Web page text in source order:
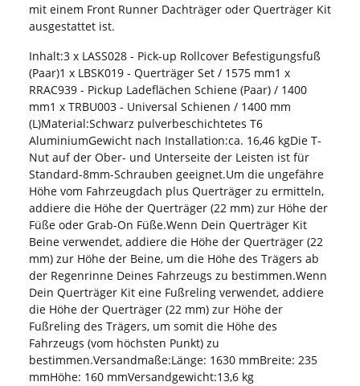
mit einem Front Runner Dachträger oder Querträger Kit
ausgestattet ist.
Inhalt:3 x LASS028 - Pick-up Rollcover Befestigungsfuß
(Paar)1 x LBSK019 - Querträger Set / 1575 mm1 x
RRAC939 - Pickup Ladeflächen Schiene (Paar) / 1400
mm1 x TRBU003 - Universal Schienen / 1400 mm
(L)Material:Schwarz pulverbeschichtetes T6
AluminiumGewicht nach Installation:ca. 16,46 kgDie T-
Nut auf der Ober- und Unterseite der Leisten ist für
Standard-8mm-Schrauben geeignet.Um die ungefähre
Höhe vom Fahrzeugdach plus Querträger zu ermitteln,
addiere die Höhe der Querträger (22 mm) zur Höhe der
Füße oder Grab-On Füße.Wenn Dein Querträger Kit
Beine verwendet, addiere die Höhe der Querträger (22
mm) zur Höhe der Beine, um die Höhe des Trägers ab
der Regenrinne Deines Fahrzeugs zu bestimmen.Wenn
Dein Querträger Kit eine Fußreling verwendet, addiere
die Höhe der Querträger (22 mm) zur Höhe der
Fußreling des Trägers, um somit die Höhe des
Fahrzeugs (vom höchsten Punkt) zu
bestimmen.Versandmaße:Länge: 1630 mmBreite: 235
mmHöhe: 160 mmVersandgewicht:13,6 kg